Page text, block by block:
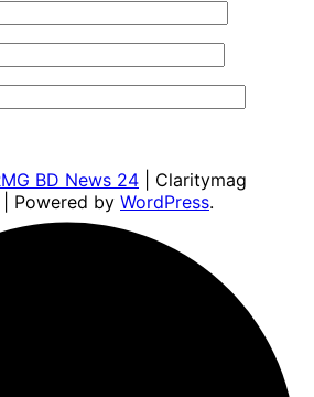
BD News 24 | Claritymag
| Powered by WordPress.